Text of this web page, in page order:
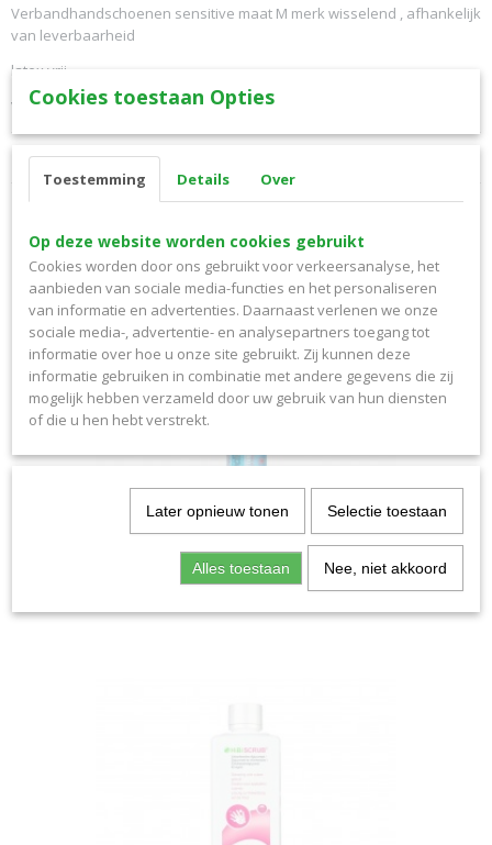
Verbandhandschoenen sensitive maat M merk wisselend , afhankelijk
van leverbaarheid
latex vrij
vanaf 3 dozen korting
Reacties
Ook interessant
Medisanitizer handgel 50ml met Aloe Vera
Cookies toestaan Opties
Toestemming Details Over
Op deze website worden cookies gebruikt
Cookies worden door ons gebruikt voor verkeersanalyse, het
aanbieden van sociale media-functies en het personaliseren
van informatie en advertenties. Daarnaast verlenen we onze
sociale media-, advertentie- en analysepartners toegang tot
informatie over hoe u onze site gebruikt. Zij kunnen deze
informatie gebruiken in combinatie met andere gegevens die zij
mogelijk hebben verzameld door uw gebruik van hun diensten
of die u hen hebt verstrekt.
Later opnieuw tonen Selectie toestaan
Alles toestaan Nee, niet akkoord